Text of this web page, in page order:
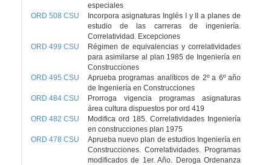
especiales
ORD 508 CSU
Incorpora asignaturas Inglés I y II a planes de
estudio de las carreras de ingeniería.
Correlatividad. Excepciones
ORD 499 CSU
Régimen de equivalencias y correlatividades
para asimilarse al plan 1985 de Ingeniería en
Construcciones
ORD 495 CSU
Aprueba programas analíticos de 2º a 6º año
de Ingeniería en Construcciones
ORD 484 CSU
Prorroga vigencia programas asignaturas
área cultura dispuestos por ord 419
ORD 482 CSU
Modifica ord 185. Correlatividades Ingeniería
en construcciones plan 1975
ORD 478 CSU
Aprueba nuevo plan de estudios Ingeniería en
Construcciones. Correlatividades. Programas
modificados de 1er. Año. Deroga Ordenanza